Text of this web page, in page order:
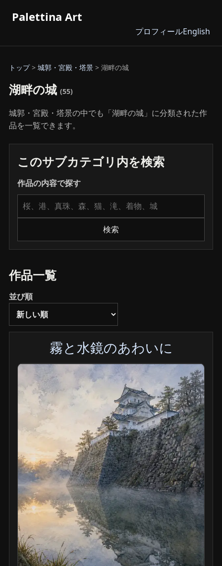
Palettina Art
プロフィールEnglish
トップ> 城郭・宮殿・塔景 > 湖畔の城
湖畔の城 (55)
城郭・宮殿・塔景の中でも「湖畔の城」に分類された作
品を一覧できます。
このサブカテゴリ内を検索
作品の内容で探す
検索
作品一覧
並び順
霧と水鏡のあわいに